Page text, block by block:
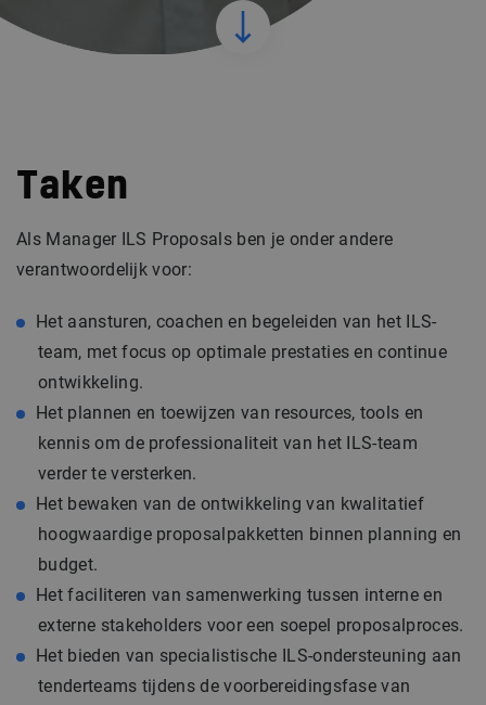
Taken
Als Manager ILS Proposals ben je onder andere
verantwoordelijk voor:
Het aansturen, coachen en begeleiden van het ILS-
team, met focus op optimale prestaties en continue
ontwikkeling.
Het plannen en toewijzen van resources, tools en
kennis om de professionaliteit van het ILS-team
verder te versterken.
Het bewaken van de ontwikkeling van kwalitatief
hoogwaardige proposalpakketten binnen planning en
budget.
Het faciliteren van samenwerking tussen interne en
externe stakeholders voor een soepel proposalproces.
Het bieden van specialistische ILS-ondersteuning aan
tenderteams tijdens de voorbereidingsfase van